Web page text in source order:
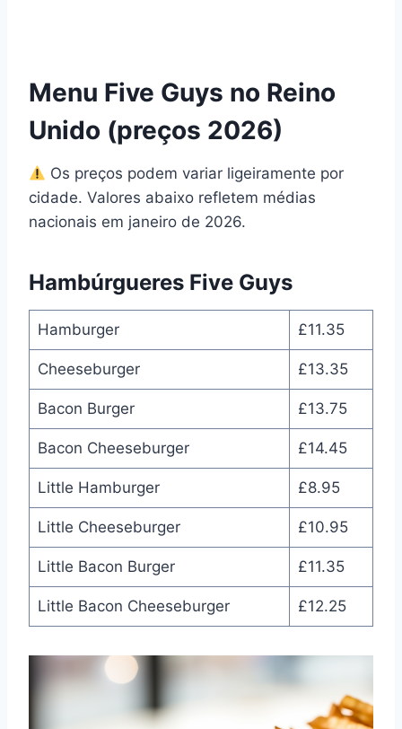
Menu Five Guys no Reino
Unido (preços 2026)
Os preços podem variar ligeiramente por
cidade. Valores abaixo refletem médias
nacionais em janeiro de 2026.
Hambúrgueres Five Guys
Hamburger £11.35
Cheeseburger £13.35
Bacon Burger £13.75
Bacon Cheeseburger £14.45
Little Hamburger £8.95
Little Cheeseburger £10.95
Little Bacon Burger £11.35
Little Bacon Cheeseburger £12.25